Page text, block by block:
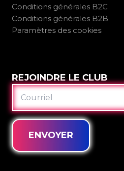
Conditions générales B2C
Conditions générales B2B
Paramètres des cookies
REJOINDRE LE CLUB
COURRIEL
ENVOYER